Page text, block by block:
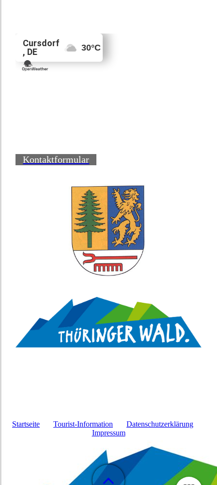
Kontaktformular
Startseite Tourist-Information
Datenschutzerklärung
Impressum